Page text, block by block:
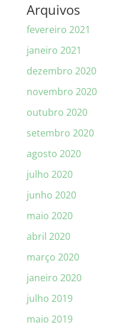
Arquivos
fevereiro 2021
janeiro 2021
dezembro 2020
novembro 2020
outubro 2020
setembro 2020
agosto 2020
julho 2020
junho 2020
maio 2020
abril 2020
março 2020
janeiro 2020
julho 2019
maio 2019